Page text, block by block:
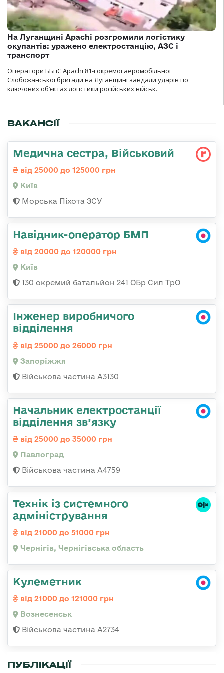
На Луганщині Apachi розгромили логістику
окупантів: уражено електростанцію, АЗС і
транспорт
Оператори ББпС Apachi 81-ї окремої аеромобільної
Слобожанської бригади на Луганщині завдали ударів по
ключових об’єктах логістики російських військ.
ВАКАНСІЇ
Медична сестра, Військовий
від 25000 до 125000 грн
Київ
Морська Піхота ЗСУ
Навідник-оператор БМП
від 20000 до 120000 грн
Київ
130 окремий батальйон 241 ОБр Сил ТрО
Інженер виробничого
відділення
від 25000 до 26000 грн
Запоріжжя
Військова частина А3130
Начальник електростанції
відділення зв’язку
від 25000 до 35000 грн
Павлоград
Військова частина А4759
Технік із системного
адміністрування
від 21000 до 51000 грн
Чернігів, Чернігівська область
Кулеметник
від 21000 до 121000 грн
Вознесенськ
Військова частина А2734
ПУБЛІКАЦІЇ